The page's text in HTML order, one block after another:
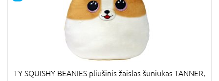
TY SQUISHY BEANIES pliušinis žaislas šuniukas TANNER,